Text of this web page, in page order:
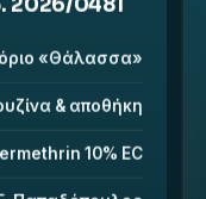
2026/0481
«Θάλασσα»
& αποθήκη
10% EC